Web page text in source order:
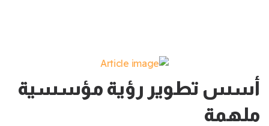
أسس تطوير رؤية مؤسسية
ملهمة